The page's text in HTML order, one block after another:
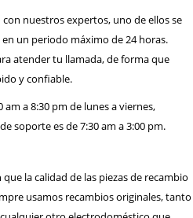
nuestros expertos, uno de ellos se
un periodo máximo de 24 horas.
atender tu llamada, de forma que
y confiable.
a 8:30 pm de lunes a viernes,
soporte es de 7:30 am a 3:00 pm.
la calidad de las piezas de recambio
usamos recambios originales, tanto